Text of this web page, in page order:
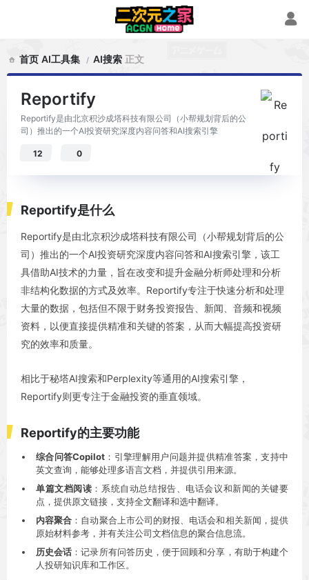
首页 AI工具集 AI搜索 正文
Reportify
Reportify是由北京积沙成塔科技有限公司（小帮规划背后的公
司）推出的一个AI投资研究深度内容问答和AI搜索引擎
12 0
Reportify是什么
Reportify是由北京积沙成塔科技有限公司（小帮规划背后的公
司）推出的一个AI投资研究深度内容问答和AI搜索引擎，该工
具借助AI技术的力量，旨在改变和提升金融分析师处理和分析
非结构化数据的方式及效率。Reportify专注于快速分析和处理
大量的数据，包括但不限于财务投资报告、新闻、音频和视频
资料，以便直接提供精准和关键的答案，从而大幅提高投资研
究的效率和质量。
相比于秘塔AI搜索和Perplexity等通用的AI搜索引擎，
Reportify则更专注于金融投资的垂直领域。
Reportify的主要功能
综合问答Copilot ：引擎理解用户问题并提供精准答案，支持中
英文查询，能够处理多语言文档，并提供引用来源。
单篇文档阅读 ：系统自动总结报告、电话会议和新闻的关键要
点，提供原文链接，支持全文翻译和选中翻译。
内容聚合 ：自动聚合上市公司的财报、电话会和相关新闻，提供
原始材料参考，并有关注公司文档信息的聚合信息流。
历史会话 ：记录所有问答历史，便于回顾和分享，有助于构建个
人投研知识库和工作区。